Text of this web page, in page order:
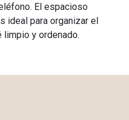
El espacioso
ideal para organizar el
limpio y ordenado.